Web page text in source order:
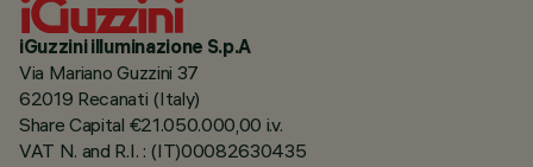
iGuzzini illuminazione S.p.A
Via Mariano Guzzini 37
62019 Recanati (Italy)
Share Capital €21.050.000,00 i.v.
VAT N. and R.I. : (IT)00082630435